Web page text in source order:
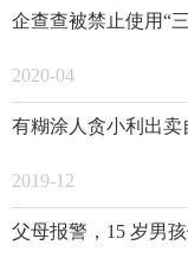
联系我
企查查被禁止使用“
2020-04
有糊涂人贪小利出卖
2019-12
父母报警，15 岁男